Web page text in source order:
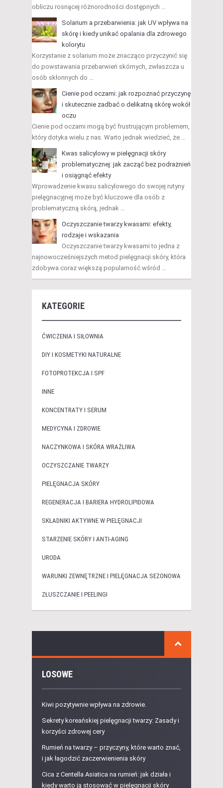
obliczu rosnącej różnorodności dostępnych …
Solarium a przebarwienia: jak UV wpływa na
skórę i kiedy unikać opalania dla zdrowego
kolorytu
Korzystanie z solarium może znacząco przyczynić się
do powstawania przebarwień skórnych, zwłaszcza u
osób skłonnych do …
Cienie pod oczami: jak rozpoznać przyczynę
i skutecznie zadbać o delikatną skórę wokół
oczu
Cienie pod oczami mogą być frustrującym problemem,
który dotyka wielu z nas. Warto jednak wiedzieć, że …
Kwas salicylowy w pielęgnacji skóry
problematycznej: jak zacząć bez podrażnień
i osiągnąć efekty
Wprowadzenie kwasu salicylowego do swojej rutyny
pielęgnacyjnej może być kluczowe dla osób z
problematyczną skórą, jednak …
Oczyszczanie twarzy kwasami: efekty,
rodzaje i wskazania
Oczyszczanie twarzy kwasami to jedna z
najnowocześniejszych metod pielęgnacji skóry, która
zdobywa coraz większą popularność wśród …
KATEGORIE
ĆWICZENIA I SIŁOWNIA
DIY I KOSMETYKI NATURALNE
FOTOPROTEKCJA I SPF
INNE
KONCENTRATY I SERUM
MEDYCYNA I ZDROWIE
NACZYNKOWA I SKÓRA WRAŻLIWA
OCZYSZCZANIE TWARZY
PIELĘGNACJA SKÓRY
REGENERACJA I BARIERA HYDROLIPIDOWA
SKŁADNIKI AKTYWNE W PIELĘGNACJI
STARZENIE SKÓRY I ANTI-AGING
URODA
WARUNKI ZEWNĘTRZNE I PIELĘGNACJA SEZONOWA
ZŁUSZCZANIE I PEELINGI
LOSOWE
Kiwi pozytywnie wpływa na zdrowie.
Sekrety koreańskiej pielęgnacji twarzy: Zasady i
korzyści zdrowej cery
Rumień na twarzy – przyczyny, które warto znać,
i jak łagodzić zaczerwienienia skóry
Cica z Centella Asiatica na rumień: jak działa i
kiedy warto ją stosować w pielęgnacji skóry